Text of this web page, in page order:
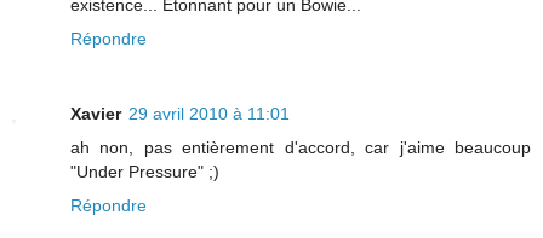
existence... Etonnant pour un Bowie...
Répondre
Xavier 29 avril 2010 à 11:01
ah non, pas entièrement d'accord, car j'aime beaucoup
"Under Pressure" ;)
Répondre